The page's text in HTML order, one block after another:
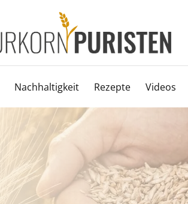
Nachhaltigkeit Rezepte Videos